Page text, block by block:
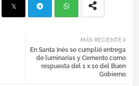
egr atsa
MÁS RECIENTE
En Santa Inés se cumplió entrega
de luminarias y Cemento como
respuesta del 1 x 10 del Buen
Gobierno